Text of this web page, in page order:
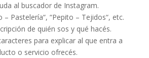
al buscador de Instagram.
– Pastelería“, “Pepito – Tejidos“, etc.
de quién sos y qué hacés.
para explicar al que entra a
o servicio ofrecés.